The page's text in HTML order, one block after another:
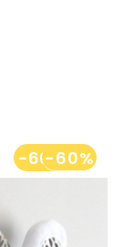
-60%-60%